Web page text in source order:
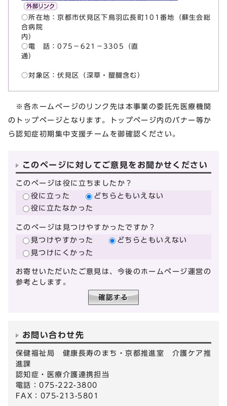
○所在地：京都市伏見区下鳥羽広長町101番地（蘇生会総
合病院
○電 話：075－621－3305（直
通）
○対象区：伏見区（深草・醍醐含む）
※各ホームページのリンク先は本事業の委託先医療機関
のトップページとなります。トップページ内のバナー等か
ら認知症初期集中支援チームを御確認ください。
このページに対してご意見をお聞かせください
このページは役に立ちましたか？
役に立った
どちらともいえない
役に立たなかった
このページは見つけやすかったですか？
見つけやすかった
どちらともいえない
見つけにくかった
お寄せいただいたご意見は、今後のホームページ運営の
参考とします。
お問い合わせ先
保健福祉局 健康長寿のまち・京都推進室 介護ケア推
進課
認知症・医療介護連携担当
電話：075-222-3800
FAX：075-213-5801